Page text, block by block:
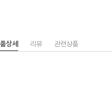
상세 리뷰 관련상품